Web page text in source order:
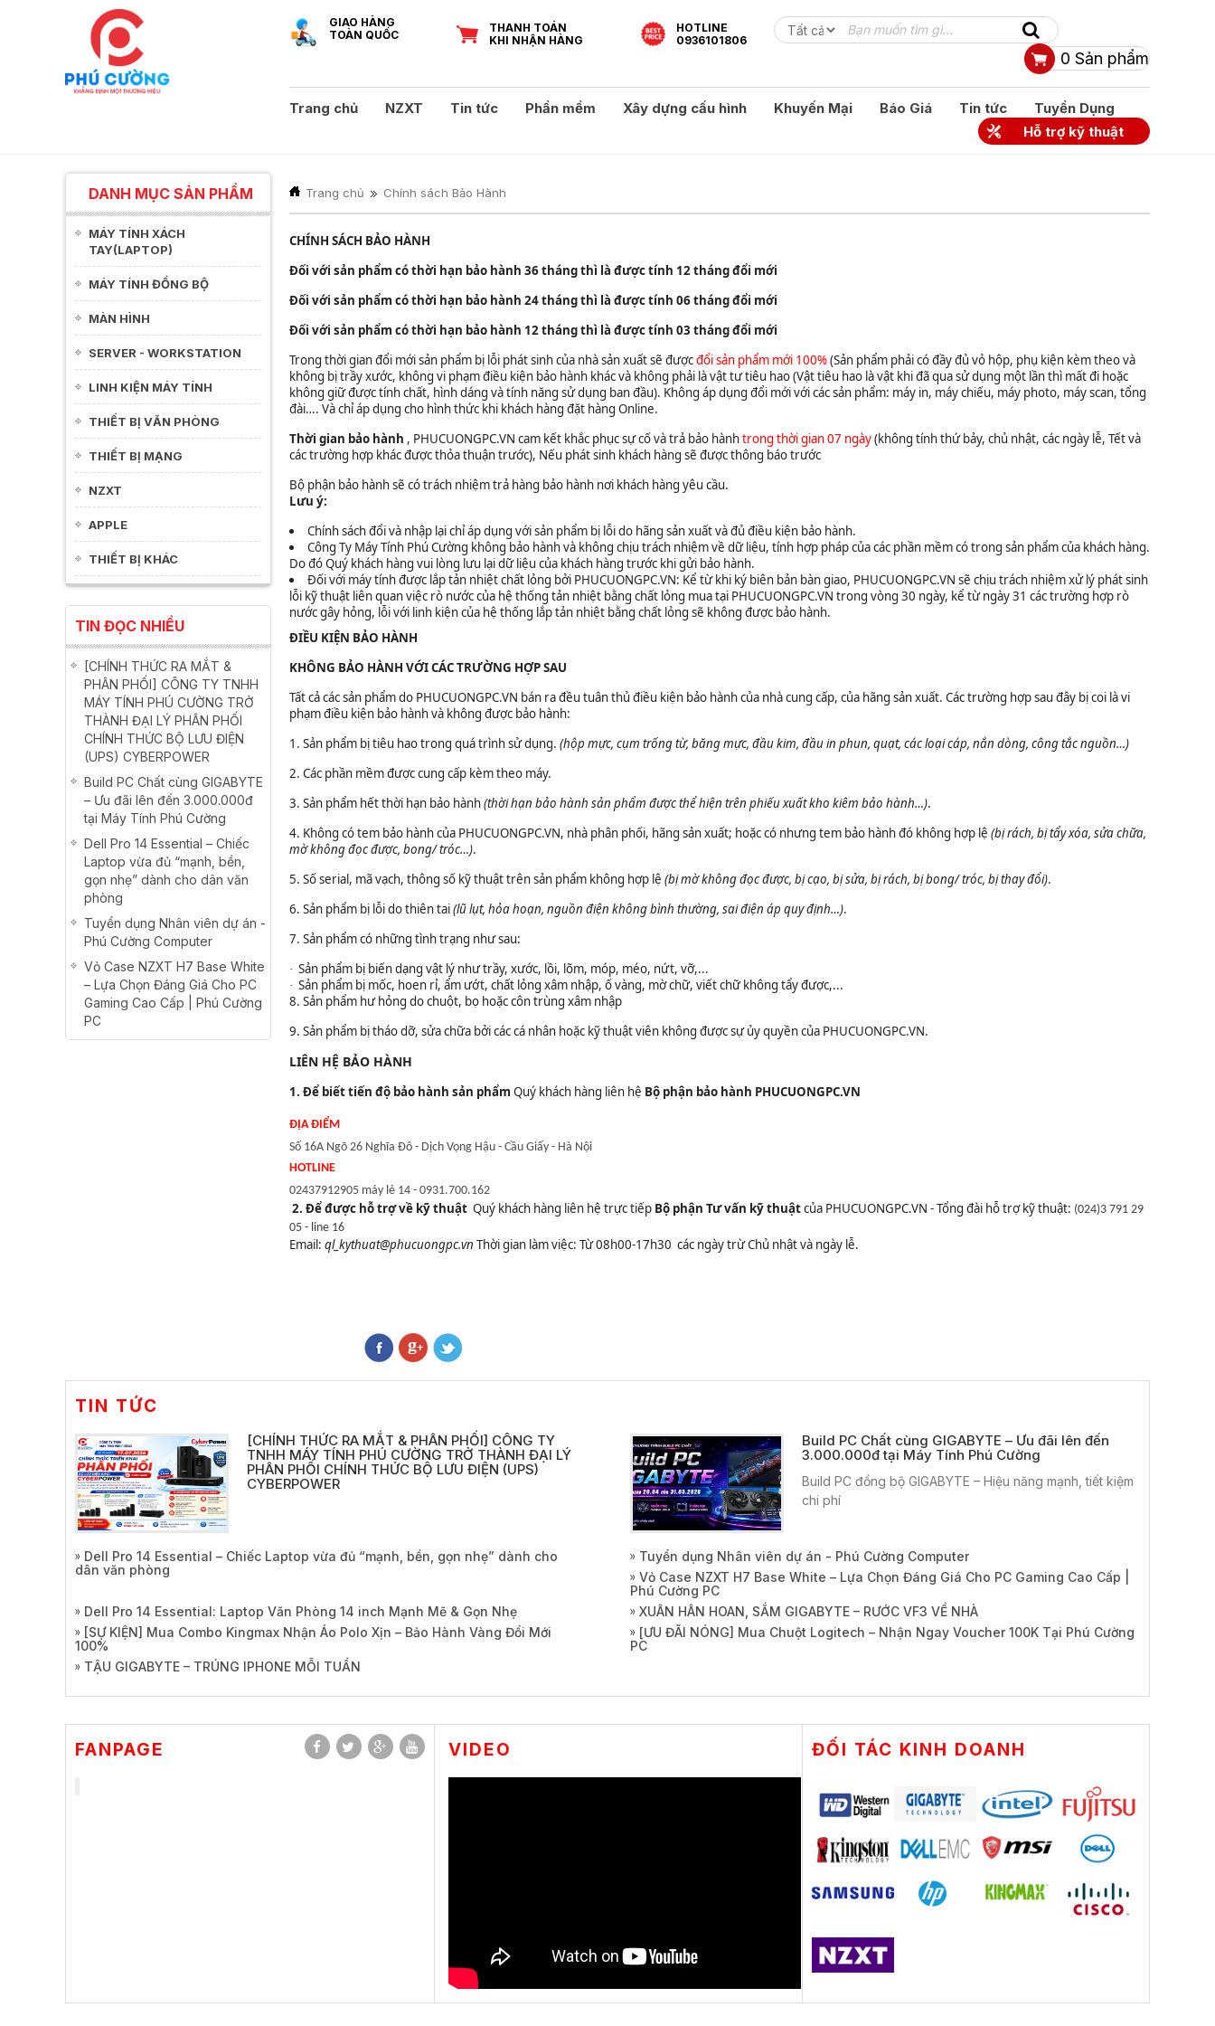
GIAO HÀNG
TOÀN QUỐC
THANH TOÁN
KHI NHẬN HÀNG
HOTLINE
0936101806
0 Sản phẩm
Trang chủ NZXT Tin tức Phần mềm Xây dựng cấu hình Khuyến Mại Báo Giá Tin tức
Tuyển Dụng
Hỗ trợ kỹ thuật
DANH MỤC SẢN PHẨM
MÁY TÍNH XÁCH
TAY(LAPTOP)
MÁY TÍNH ĐỒNG BỘ
MÀN HÌNH
SERVER - WORKSTATION
LINH KIỆN MÁY TÍNH
THIẾT BỊ VĂN PHÒNG
THIẾT BỊ MẠNG
NZXT
APPLE
THIẾT BỊ KHÁC
TIN ĐỌC NHIỀU
[CHÍNH THỨC RA MẮT &
PHÂN PHỐI] CÔNG TY TNHH
MÁY TÍNH PHÚ CƯỜNG TRỞ
THÀNH ĐẠI LÝ PHÂN PHỐI
CHÍNH THỨC BỘ LƯU ĐIỆN
(UPS) CYBERPOWER
Build PC Chất cùng GIGABYTE
– Ưu đãi lên đến 3.000.000đ
tại Máy Tính Phú Cường
Dell Pro 14 Essential – Chiếc
Laptop vừa đủ “mạnh, bền,
gọn nhẹ” dành cho dân văn
phòng
Tuyển dụng Nhân viên dự án -
Phú Cường Computer
Vỏ Case NZXT H7 Base White
– Lựa Chọn Đáng Giá Cho PC
Gaming Cao Cấp | Phú Cường
PC
Trang chủ Chính sách Bảo Hành
CHÍNH SÁCH BẢO HÀNH
Đối với sản phẩm có thời hạn bảo hành 36 tháng thì là được tính 12 tháng đổi mới
Đối với sản phẩm có thời hạn bảo hành 24 tháng thì là được tính 06 tháng đổi mới
Đối với sản phẩm có thời hạn bảo hành 12 tháng thì là được tính 03 tháng đổi mới
Trong thời gian đổi mới sản phẩm bị lỗi phát sinh của nhà sản xuất sẽ đượcđổi sản phẩm mới 100%(Sản phẩm phải có đầy đủ vỏ hộp, phụ kiện kèm theo và
không bị trầy xước, không vi phạm điều kiện bảo hành khác và không phải là vật tư tiêu hao (Vật tiêu hao là vật khi đã qua sử dụng một lần thì mất đi hoặc
không giữ được tính chất, hình dáng và tính năng sử dụng ban đầu). Không áp dụng đổi mới với các sản phẩm: máy in, máy chiếu, máy photo, máy scan, tổng
đài…. Và chỉ áp dụng cho hình thức khi khách hàng đặt hàng Online.
Thời gian bảo hành , PHUCUONGPC.VN cam kết khắc phục sự cố và trả bảo hànhtrong thời gian 07 ngày(không tính thứ bảy, chủ nhật, các ngày lễ, Tết và
các trường hợp khác được thỏa thuận trước), Nếu phát sinh khách hàng sẽ được thông báo trước
Bộ phận bảo hành sẽ có trách nhiệm trả hàng bảo hành nơi khách hàng yêu cầu.
Lưu ý:
Chính sách đổi và nhập lại chỉ áp dụng với sản phẩm bị lỗi do hãng sản xuất và đủ điều kiện bảo hành.
Công Ty Máy Tính Phú Cường không bảo hành và không chịu trách nhiệm về dữ liệu, tính hợp pháp của các phần mềm có trong sản phẩm của khách hàng.
Do đó Quý khách hàng vui lòng lưu lại dữ liệu của khách hàng trước khi gửi bảo hành.
Đối với máy tính được lắp tản nhiệt chất lỏng bởi PHUCUONGPC.VN: Kể từ khi ký biên bản bàn giao, PHUCUONGPC.VN sẽ chịu trách nhiệm xử lý phát sinh
lỗi kỹ thuật liên quan việc rò nước của hệ thống tản nhiệt bằng chất lỏng mua tại PHUCUONGPC.VN trong vòng 30 ngày, kể từ ngày 31 các trường hợp rò
nước gây hỏng, lỗi với linh kiện của hệ thống lắp tản nhiệt bằng chất lỏng sẽ không được bảo hành.
ĐIỀU KIỆN BẢO HÀNH
KHÔNG BẢO HÀNH VỚI CÁC TRƯỜNG HỢP SAU
Tất cả các sản phẩm do PHUCUONGPC.VN bán ra đều tuân thủ điều kiện bảo hành của nhà cung cấp, của hãng sản xuất. Các trường hợp sau đây bị coi là vi
phạm điều kiện bảo hành và không được bảo hành:
1. Sản phẩm bị tiêu hao trong quá trình sử dụng. (hộp mực, cụm trống từ, băng mực, đầu kim, đầu in phun, quạt, các loại cáp, nắn dòng, công tắc nguồn…)
2. Các phần mềm được cung cấp kèm theo máy.
3. Sản phẩm hết thời hạn bảo hành(thời hạn bảo hành sản phẩm được thể hiện trên phiếu xuất kho kiêm bảo hành…).
4. Không có tem bảo hành của PHUCUONGPC.VN, nhà phân phối, hãng sản xuất; hoặc có nhưng tem bảo hành đó không hợp lệ (bị rách, bị tẩy xóa, sửa chữa,
mờ không đọc được, bong/ tróc…).
5. Số serial, mã vạch, thông số kỹ thuật trên sản phẩm không hợp lệ (bị mờ không đọc được, bị cạo, bị sửa, bị rách, bị bong/ tróc, bị thay đổi).
6. Sản phẩm bị lỗi do thiên tai(lũ lụt, hỏa hoạn, nguồn điện không bình thường, sai điện áp quy định…).
7. Sản phẩm có những tình trạng như sau:
· Sản phẩm bị biến dạng vật lý như trầy, xước, lồi, lõm, móp, méo, nứt, vỡ,...
· Sản phẩm bị mốc, hoen rỉ, ẩm ướt, chất lỏng xâm nhập, ố vàng, mờ chữ, viết chữ không tẩy được,...
8. Sản phẩm hư hỏng do chuột, bọ hoặc côn trùng xâm nhập
9. Sản phẩm bị tháo dỡ, sửa chữa bởi các cá nhân hoặc kỹ thuật viên không được sự ủy quyền của PHUCUONGPC.VN.
LIÊN HỆ BẢO HÀNH
1. Để biết tiến độ bảo hành sản phẩm Quý khách hàng liên hệ Bộ phận bảo hành PHUCUONGPC.VN
ĐỊA ĐIỂM
Số 16A Ngõ 26 Nghĩa Đô - Dịch Vọng Hậu - Cầu Giấy - Hà Nội
HOTLINE
02437912905 máy lẻ 14 - 0931.700.162
2. Để được hỗ trợ về kỹ thuật Quý khách hàng liên hệ trực tiếp Bộ phận Tư vấn kỹ thuậtcủa PHUCUONGPC.VN - Tổng đài hỗ trợ kỹ thuật: (024)3 791 29
05 - line 16
Email: ql_kythuat@phucuongpc.vn Thời gian làm việc: Từ 08h00-17h30 các ngày trừ Chủ nhật và ngày lễ.
TIN TỨC
[CHÍNH THỨC RA MẮT & PHÂN PHỐI] CÔNG TY
TNHH MÁY TÍNH PHÚ CƯỜNG TRỞ THÀNH ĐẠI LÝ
PHÂN PHỐI CHÍNH THỨC BỘ LƯU ĐIỆN (UPS)
CYBERPOWER
Build PC Chất cùng GIGABYTE – Ưu đãi lên đến
3.000.000đ tại Máy Tính Phú Cường
Build PC đồng bộ GIGABYTE – Hiệu năng mạnh, tiết kiệm
chi phí
Dell Pro 14 Essential – Chiếc Laptop vừa đủ “mạnh, bền, gọn nhẹ” dành cho
dân văn phòng
Tuyển dụng Nhân viên dự án - Phú Cường Computer
Vỏ Case NZXT H7 Base White – Lựa Chọn Đáng Giá Cho PC Gaming Cao Cấp |
Phú Cường PC
Dell Pro 14 Essential: Laptop Văn Phòng 14 inch Mạnh Mẽ & Gọn Nhẹ
XUÂN HÂN HOAN, SẮM GIGABYTE – RƯỚC VF3 VỀ NHÀ
[SỰ KIỆN] Mua Combo Kingmax Nhận Áo Polo Xịn – Bảo Hành Vàng Đổi Mới
100%
[ƯU ĐÃI NÓNG] Mua Chuột Logitech – Nhận Ngay Voucher 100K Tại Phú Cường
PC
TẬU GIGABYTE – TRÚNG IPHONE MỖI TUẦN
FANPAGE VIDEO ĐỐI TÁC KINH DOANH